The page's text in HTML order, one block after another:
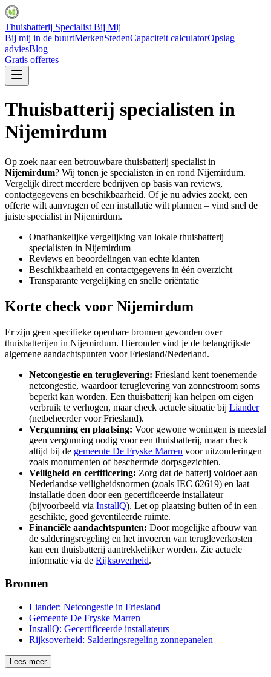
Thuisbatterij Specialist Bij Mij
Bij mij in de buurtMerkenStedenCapaciteit calculatorOpslag
adviesBlog
Gratis offertes
Thuisbatterij specialisten in
Nijemirdum
Op zoek naar een betrouwbare thuisbatterij specialist in
Nijemirdum? Wij tonen je specialisten in en rond Nijemirdum.
Vergelijk direct meerdere bedrijven op basis van reviews,
contactgegevens en beschikbaarheid. Of je nu advies zoekt, een
offerte wilt aanvragen of een installatie wilt plannen – vind snel de
juiste specialist in Nijemirdum.
Onafhankelijke vergelijking van lokale thuisbatterij
specialisten in Nijemirdum
Reviews en beoordelingen van echte klanten
Beschikbaarheid en contactgegevens in één overzicht
Transparante vergelijking en snelle oriëntatie
Korte check voor Nijemirdum
Er zijn geen specifieke openbare bronnen gevonden over
thuisbatterijen in Nijemirdum. Hieronder vind je de belangrijkste
algemene aandachtspunten voor Friesland/Nederland.
Netcongestie en teruglevering: Friesland kent toenemende
netcongestie, waardoor teruglevering van zonnestroom soms
beperkt kan worden. Een thuisbatterij kan helpen om eigen
verbruik te verhogen, maar check actuele situatie bij Liander
(netbeheerder voor Friesland).
Vergunning en plaatsing: Voor gewone woningen is meestal
geen vergunning nodig voor een thuisbatterij, maar check
altijd bij de gemeente De Fryske Marren voor uitzonderingen
zoals monumenten of beschermde dorpsgezichten.
Veiligheid en certificering: Zorg dat de batterij voldoet aan
Nederlandse veiligheidsnormen (zoals IEC 62619) en laat
installatie doen door een gecertificeerde installateur
(bijvoorbeeld via InstallQ). Let op plaatsing buiten of in een
geschikte, goed geventileerde ruimte.
Financiële aandachtspunten: Door mogelijke afbouw van
de salderingsregeling en het invoeren van terugleverkosten
kan een thuisbatterij aantrekkelijker worden. Zie actuele
informatie via de Rijksoverheid.
Bronnen
Liander: Netcongestie in Friesland
Gemeente De Fryske Marren
InstallQ: Gecertificeerde installateurs
Rijksoverheid: Salderingsregeling zonnepanelen
Lees meer